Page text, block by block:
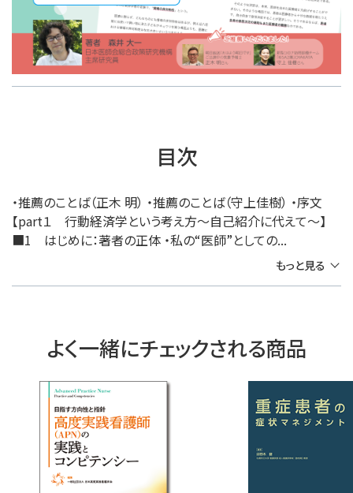
目次
・推薦のことば（正木 明） ・推薦のことば（守上佳樹） ・序文
【part１ 行動経済学という考え方～自己紹介に代えて～】
■1 はじめに：著者の正体 ・私の“医師”としての...
もっと見る
よく一緒にチェックされる商品